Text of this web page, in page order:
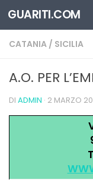
Salta al
GUARITI.COM
CATANIA / SICILIA
A.O. PER
DI ADMIN · 2 MARZO